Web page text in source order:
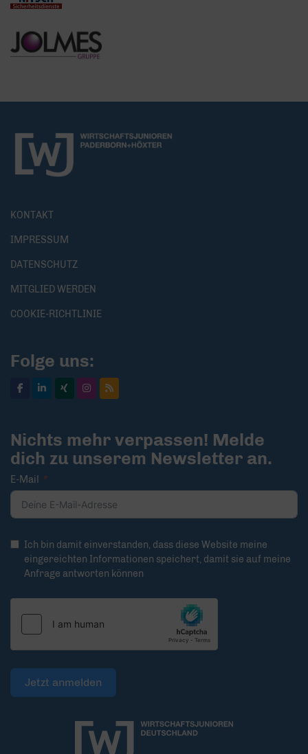
KONTAKT
IMPRESSUM
DATENSCHUTZ
MITGLIED WERDEN
COOKIE-RICHTLINIE
Folge uns:
Nichts mehr verpassen! Melde
dich zu unserem Newsletter an.
E-Mail
Ich bin damit einverstanden, dass diese Website meine
eingereichten Informationen speichert, damit sie auf meine
Anfrage antworten können
Jetzt anmelden